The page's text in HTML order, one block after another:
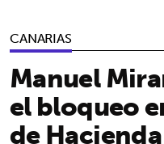
CANARIAS
Manuel
el bloqueo
de